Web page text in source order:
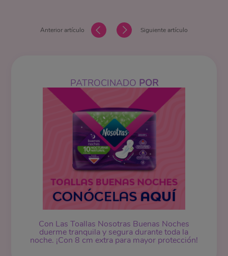
Anterior artículo Siguiente artículo
PATROCINADO POR
Con Las Toallas Nosotras Buenas Noches
duerme tranquila y segura durante toda la
noche. ¡Con 8 cm extra para mayor protección!